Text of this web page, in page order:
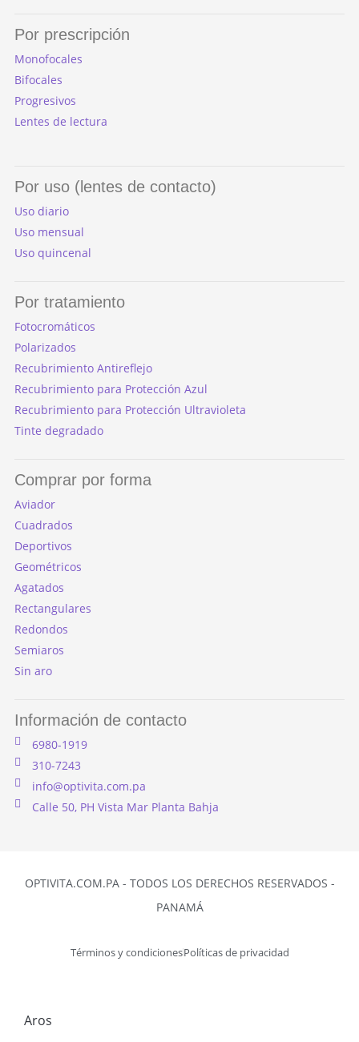
Por prescripción
Monofocales
Bifocales
Progresivos
Lentes de lectura
Por uso (lentes de contacto)
Uso diario
Uso mensual
Uso quincenal
Por tratamiento
Fotocromáticos
Polarizados
Recubrimiento Antireflejo
Recubrimiento para Protección Azul
Recubrimiento para Protección Ultravioleta
Tinte degradado
Comprar por forma
Aviador
Cuadrados
Deportivos
Geométricos
Agatados
Rectangulares
Redondos
Semiaros
Sin aro
Información de contacto
6980-1919
310-7243
info@optivita.com.pa
Calle 50, PH Vista Mar Planta Bahja
OPTIVITA.COM.PA - TODOS LOS DERECHOS RESERVADOS -
PANAMÁ
Términos y condicionesPolíticas de privacidad
Aros